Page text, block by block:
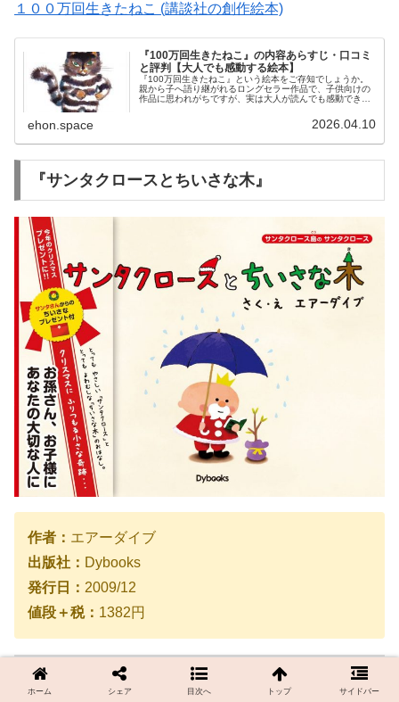
１００万回生きたねこ (講談社の創作絵本)
『100万回生きたねこ』の内容あらすじ・口コミ
と評判【大人でも感動する絵本】
『100万回生きたねこ』という絵本をご存知でしょうか。
親から子へ語り継がれるロングセラー作品で、子供向けの
作品に思われがちですが、実は大人が読んでも感動できる
ehon.space 2026.04.10
『サンタクロースとちいさな木』
作者： エアーダイブ
出版社： Dybooks
発行日： 2009/12
値段＋税： 1382円
サンタさんと弱虫な木の感動の物語
ホーム シェア 目次へ トップ サイドバー